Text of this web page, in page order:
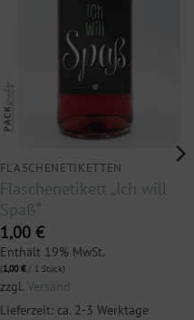
FLASCHENETIKETTEN
Flaschenetikett „Ich will
Spaß“
1,00 €
Enthält 19% MwSt.
(1,00€/ 1 Stück)
zzgl. Versand
Lieferzeit: ca. 2-3 Werktage